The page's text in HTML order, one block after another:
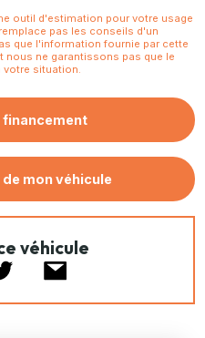
outil d'estimation pour votre usage
pas les conseils d'un
que l'information fournie par cette
ne garantissons pas que le
votre situation.
financement
mon véhicule
véhicule